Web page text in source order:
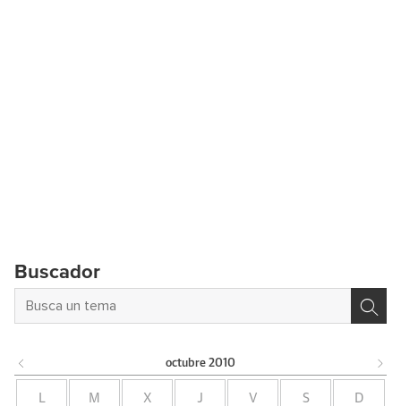
Buscador
octubre 2010
L M X J V S D